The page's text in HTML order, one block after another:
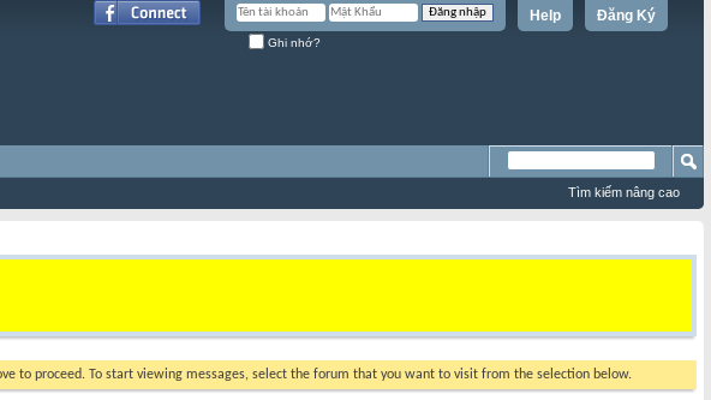
Đăng Ký
Help
Ghi nhớ?
Tìm kiếm nâng cao
to proceed. To start viewing messages, select the forum that you want to visit from the selection below.